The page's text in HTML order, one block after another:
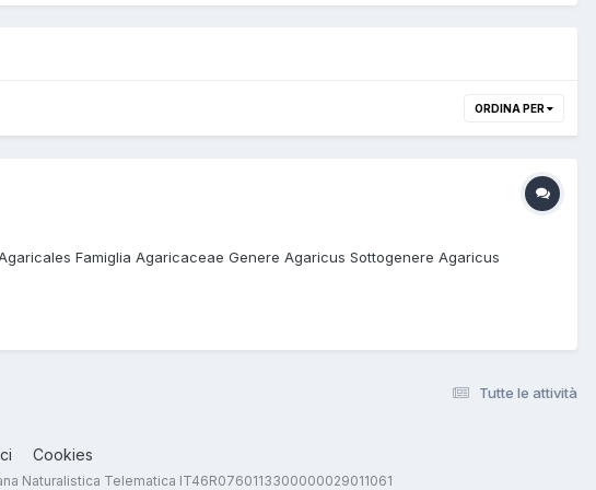
ORDINA PER
Famiglia Agaricaceae Genere Agaricus Sottogenere Agaricus
Tutte le attività
Cookies
Naturalistica Telematica IT46R0760113300000029011061